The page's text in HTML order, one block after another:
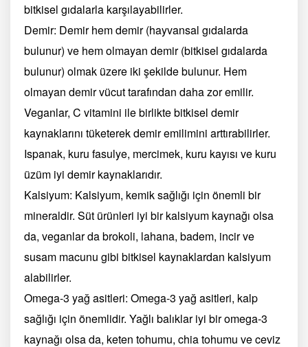
bitkisel gıdalarla karşılayabilirler.
Demir: Demir hem demir (hayvansal gıdalarda
bulunur) ve hem olmayan demir (bitkisel gıdalarda
bulunur) olmak üzere iki şekilde bulunur. Hem
olmayan demir vücut tarafından daha zor emilir.
Veganlar, C vitamini ile birlikte bitkisel demir
kaynaklarını tüketerek demir emilimini arttırabilirler.
Ispanak, kuru fasulye, mercimek, kuru kayısı ve kuru
üzüm iyi demir kaynaklarıdır.
Kalsiyum: Kalsiyum, kemik sağlığı için önemli bir
mineraldir. Süt ürünleri iyi bir kalsiyum kaynağı olsa
da, veganlar da brokoli, lahana, badem, incir ve
susam macunu gibi bitkisel kaynaklardan kalsiyum
alabilirler.
Omega-3 yağ asitleri: Omega-3 yağ asitleri, kalp
sağlığı için önemlidir. Yağlı balıklar iyi bir omega-3
kaynağı olsa da, keten tohumu, chia tohumu ve ceviz